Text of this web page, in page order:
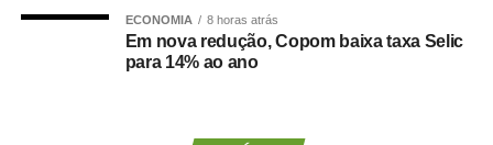
governos de forma eficiente e direta nas creches e
escolas públicas.
ECONOMIA 8 horas atrás
Em nova redução, Copom baixa taxa Selic
para 14% ao ano